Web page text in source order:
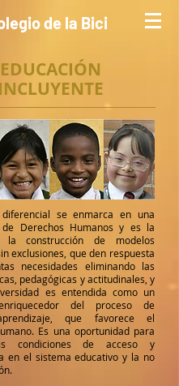
de la Bici
EDUCACIÓN
INCLUYENTE
se enmarca en una
de Derechos Humanos y es la
la construcción de modelos
exclusiones, que den respuesta
necesidades eliminando las
pedagógicas y actitudinales, y
es entendida como un
del proceso de
aprendizaje, que favorece el
Es una oportunidad para
condiciones de acceso y
en el sistema educativo y la no